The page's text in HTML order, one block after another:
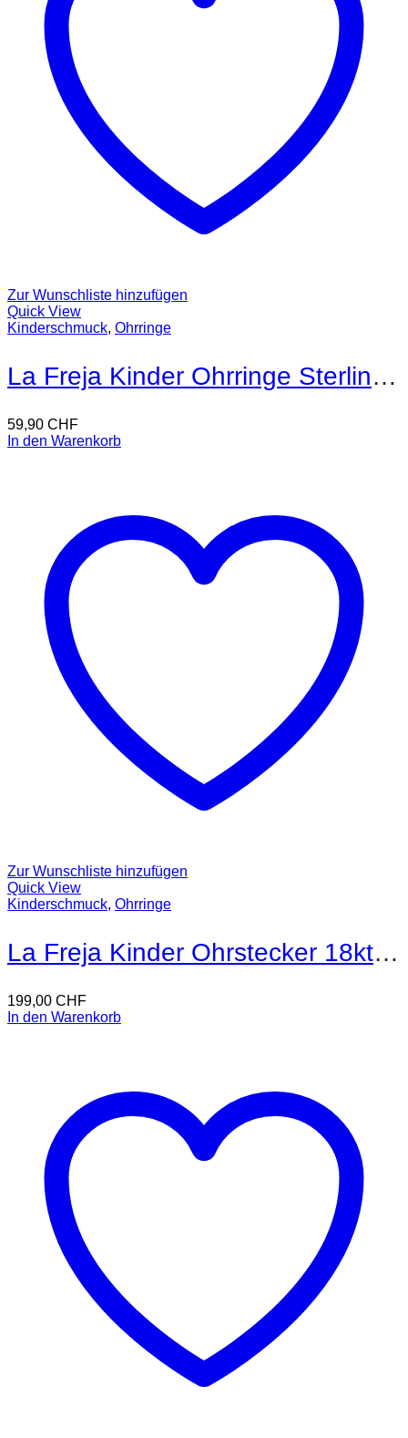
Zur Wunschliste hinzufügen
Quick View
Kinderschmuck, Ohrringe
La Freja Kinder Ohrringe Sterling Silber
59,90 CHF
In den Warenkorb
Zur Wunschliste hinzufügen
Quick View
Kinderschmuck, Ohrringe
La Freja Kinder Ohrstecker 18kt Gold
199,00 CHF
In den Warenkorb